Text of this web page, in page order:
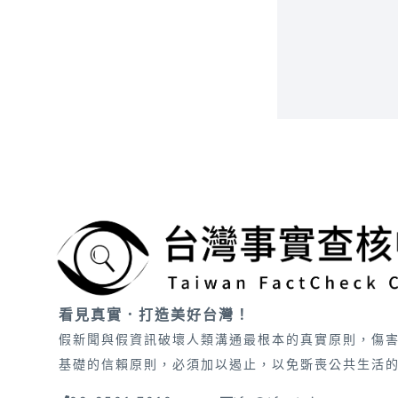
看見真實．打造美好台灣！
假新聞與假資訊破壞人類溝通最根本的真實原則，傷
基礎的信賴原則，必須加以遏止，以免斲喪公共生活